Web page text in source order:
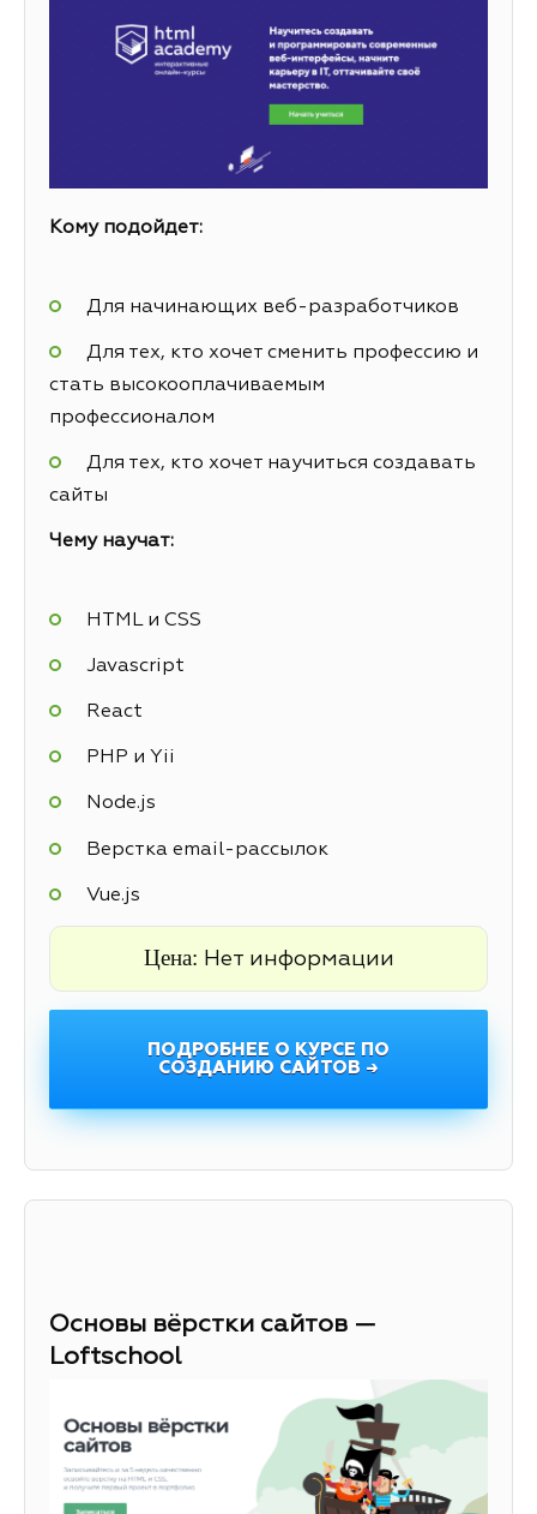
Кому подойдет:
Для начинающих веб-разработчиков
Для тех, кто хочет сменить профессию и
стать высокооплачиваемым
профессионалом
Для тех, кто хочет научиться создавать
сайты
Чему научат:
HTML и CSS
Javascript
React
PHP и Yii
Node.js
Верстка email-рассылок
Vue.js
Цена: Нет информации
ПОДРОБНЕЕ О КУРСЕ ПО
СОЗДАНИЮ САЙТОВ →
Основы вёрстки сайтов —
Loftschool